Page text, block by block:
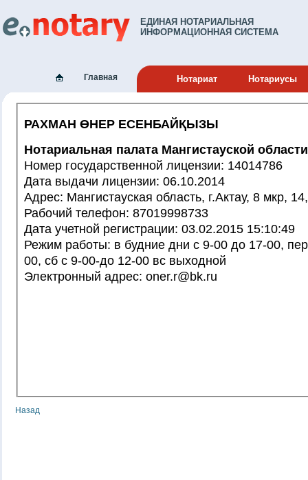
ЕДИНАЯ НОТАРИАЛЬНАЯ
ИНФОРМАЦИОННАЯ СИСТЕМА
Главная Нотариат Нотариусы
РАХМАН ӨНЕР ЕСЕНБАЙҚЫЗЫ
Нотариальная палата Мангистауской области
Номер государственной лицензии: 14014786
Дата выдачи лицензии: 06.10.2014
Адрес: Мангистауская область, г.Актау, 8 мкр,
Рабочий телефон: 87019998733
Дата учетной регистрации: 03.02.2015 15:10:49
Режим работы: в будние дни с 9-00 до 17-00, перерыв с 12-00 до 14-
00, сб с 9-00-до 12-00 вс выходной
Электронный адрес: oner.r@bk.ru
Назад